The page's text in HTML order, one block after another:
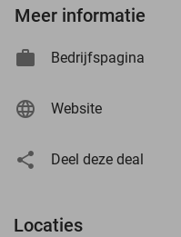
Meer informatie
Bedrijfspagina
Website
Deel deze deal
Locaties